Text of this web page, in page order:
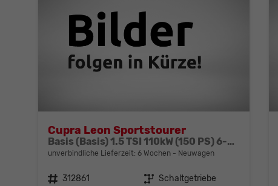
Cupra Leon Sportstourer
Basis (Basis) 1.5 TSI 110kW (150 PS) 6-Gang Schaltgetriebe
unverbindliche Lieferzeit: 6 Wochen Neuwagen
Fahrzeugnr. 312861 Getriebe Schaltgetriebe